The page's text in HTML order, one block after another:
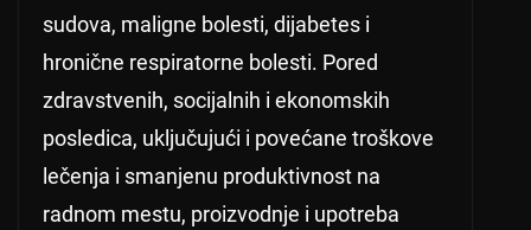
sudova, maligne bolesti, dijabetes i
hronične respiratorne bolesti. Pored
zdravstvenih, socijalnih i ekonomskih
posledica, uključujući i povećane troškove
lečenja i smanjenu produktivnost na
radnom mestu, proizvodnje i upotreba